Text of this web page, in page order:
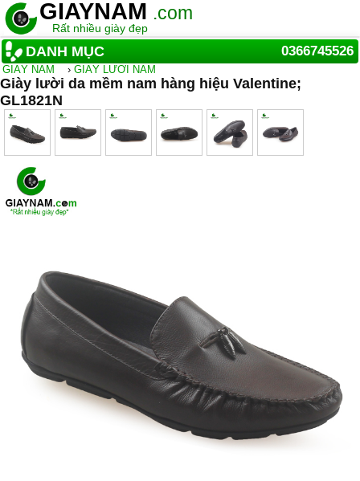
GIAYNAM .com
Rất nhiều giày đẹp
DANH MỤC 0366745526
GIẦY NAM › GIÀY LƯỜI NAM
Giày lười da mềm nam hàng hiệu Valentine;
GL1821N